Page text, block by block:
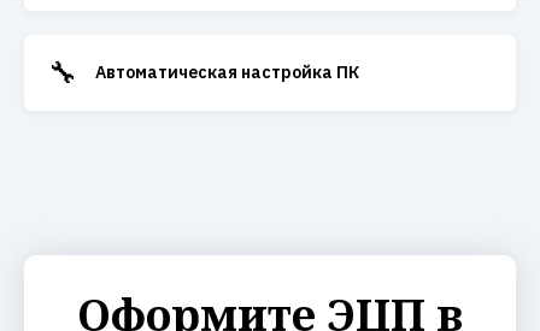
🔧 Автоматическая настройка ПК
Оформите ЭЦП в